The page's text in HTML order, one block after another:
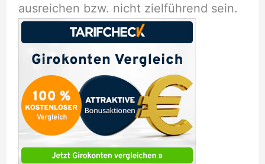
ausreichen bzw. nicht zielführend sein.